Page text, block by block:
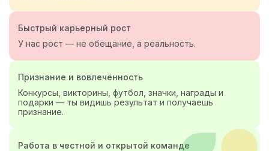
Быстрый карьерный рост
У нас рост — не обещание, а реальность.
Признание и вовлечённость
Конкурсы, викторины, футбол, значки, награды и
подарки — ты видишь результат и получаешь
признание.
Работа в честной и открытой команде